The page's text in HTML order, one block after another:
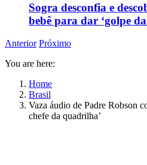
Sogra desconfia e
bebê para dar ‘golpe
Anterior Próximo
You are here:
Home
Brasil
Vaza áudio de Padre Robson
chefe da quadrilha’